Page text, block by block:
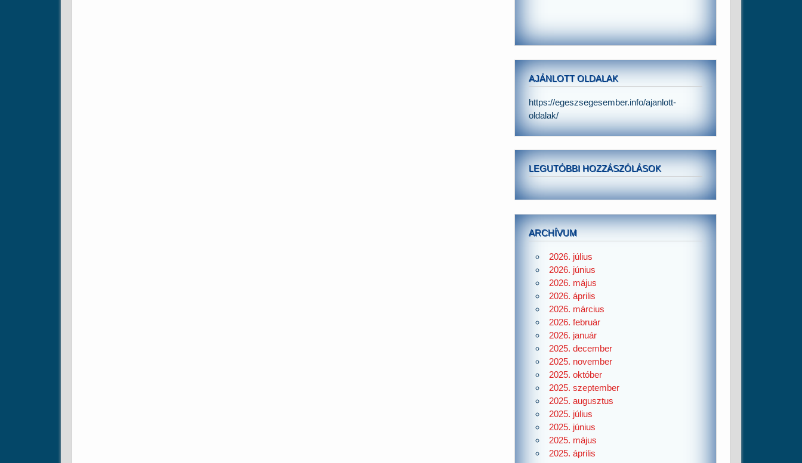
AJÁNLOTT OLDALAK
https://egeszsegesember.info/ajanlott-
oldalak/
LEGUTÓBBI HOZZÁSZÓLÁSOK
ARCHÍVUM
2026. július
2026. június
2026. május
2026. április
2026. március
2026. február
2026. január
2025. december
2025. november
2025. október
2025. szeptember
2025. augusztus
2025. július
2025. június
2025. május
2025. április